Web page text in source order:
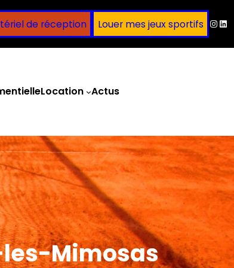
de réception Louer mes jeux sportifs
Location Actus
les-Mimosas